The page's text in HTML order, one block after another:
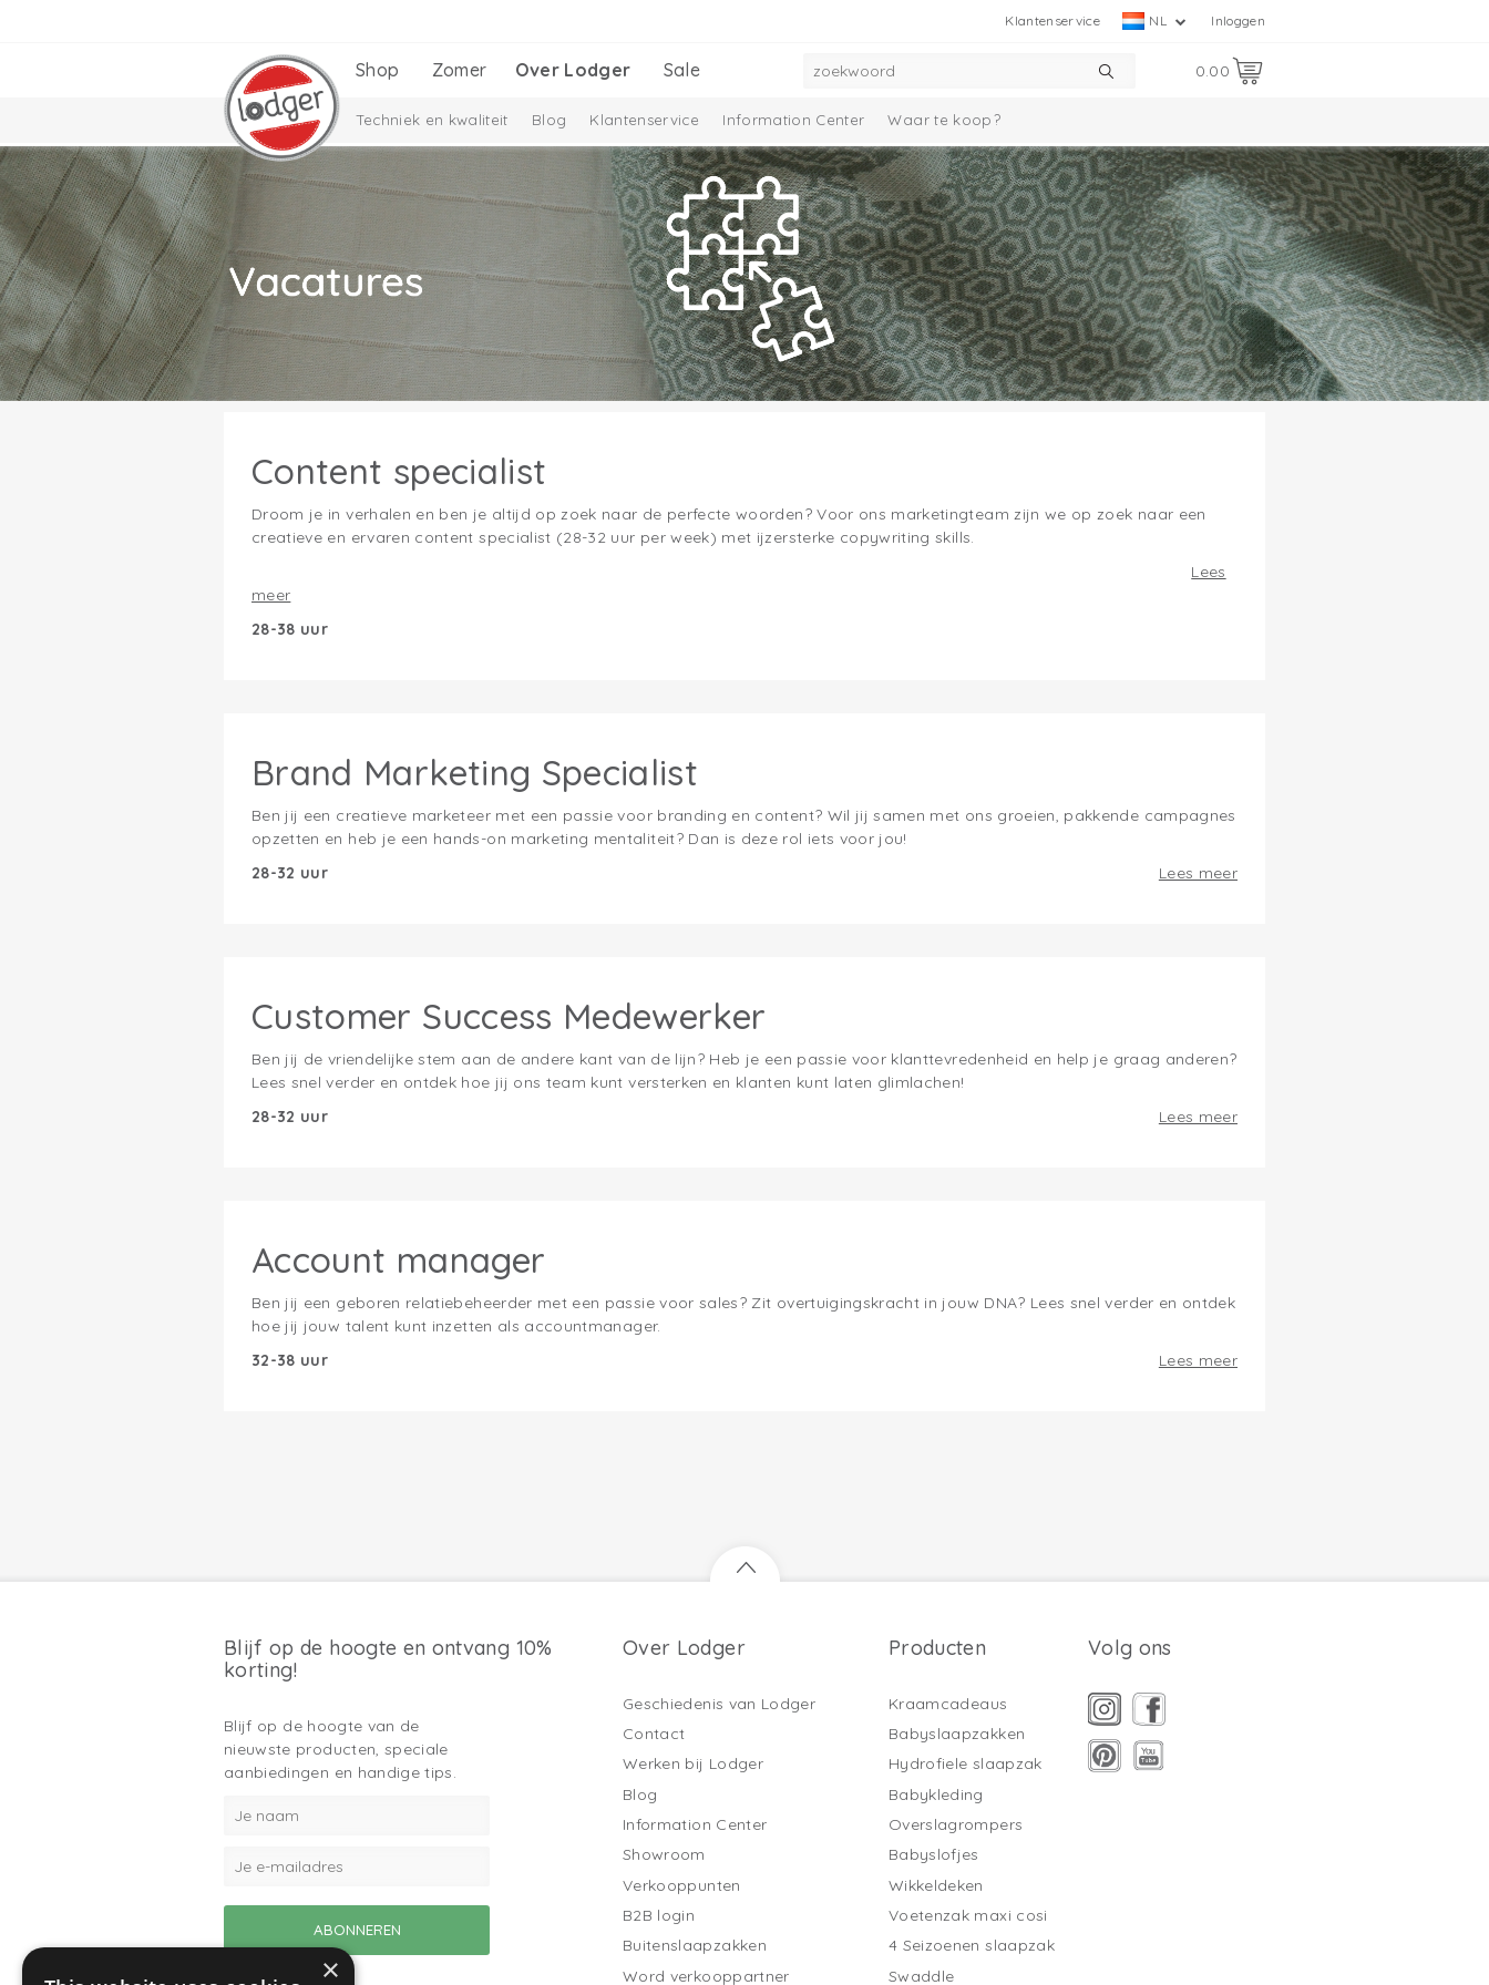
Inloggen
NL
Klantenservice
0.00
Shop Zomer Over Lodger Sale
Techniek en kwaliteit Blog Klantenservice Information Center Waar te koop?
Content specialist
Droom je in verhalen en ben je altijd op zoek naar de perfecte woorden? Voor ons marketingteam zijn we op zoek naar een
creatieve en ervaren content specialist (28-32 uur per week) met ijzersterke copywriting skills.
Lees
meer
28-38 uur
Brand Marketing Specialist
Ben jij een creatieve marketeer met een passie voor branding en content? Wil jij samen met ons groeien, pakkende campagnes
opzetten en heb je een hands-on marketing mentaliteit? Dan is deze rol iets voor jou!
Lees meer
28-32 uur
Customer Success Medewerker
Ben jij de vriendelijke stem aan de andere kant van de lijn? Heb je een passie voor klanttevredenheid en help je graag anderen?
Lees snel verder en ontdek hoe jij ons team kunt versterken en klanten kunt laten glimlachen!
Lees meer
28-32 uur
Account manager
Ben jij een geboren relatiebeheerder met een passie voor sales? Zit overtuigingskracht in jouw DNA? Lees snel verder en ontdek
hoe jij jouw talent kunt inzetten als accountmanager.
Lees meer
32-38 uur
Blijf op de hoogte en ontvang 10%
korting!
Blijf op de hoogte van de
nieuwste producten, speciale
aanbiedingen en handige tips.
Over Lodger
Geschiedenis van Lodger
Contact
Werken bij Lodger
Blog
Information Center
Showroom
Verkooppunten
B2B login
Buitenslaapzakken
Word verkooppartner
Producten
Kraamcadeaus
Babyslaapzakken
Hydrofiele slaapzak
Babykleding
Overslagrompers
Babyslofjes
Wikkeldeken
Voetenzak maxi cosi
4 Seizoenen slaapzak
Swaddle
Volg ons
×